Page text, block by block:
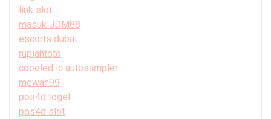
link slot
masuk JDM88
escorts dubai
rupiahtoto
coooled ic autosampler
mewah99
pos4d togel
pos4d slot